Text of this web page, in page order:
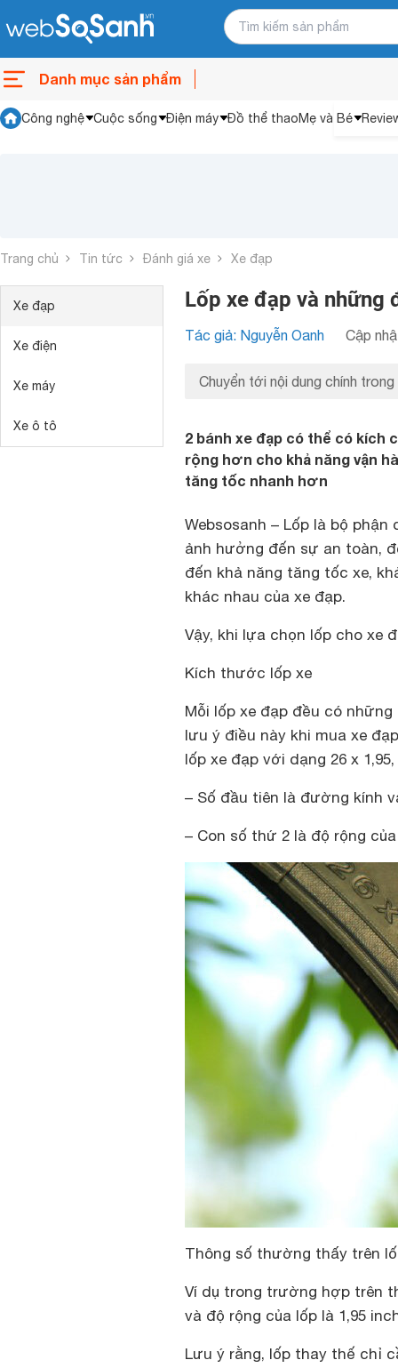
Danh mục sản phẩm
Công nghệ Cuộc sống Điện máy Đồ thể thaoMẹ và Bé
Trang chủ Tin tức Đánh giá xe Xe đạp
Xe đạp
Xe điện
Xe máy
Xe ô tô
Lốp xe đạp và những
Tác giả: Nguyễn Oanh Cập
Chuyển tới nội dung chính trong
2 bánh xe đạp có thể có
rộng hơn cho khả năng vận
tăng tốc nhanh hơn
Websosanh – Lốp là bộ
ảnh hưởng đến sự an toàn,
đến khả năng tăng tốc xe,
khác nhau của xe đạp.
Vậy, khi lựa chọn lốp cho xe
Kích thước lốp xe
Mỗi lốp xe đạp đều có
lưu ý điều này khi mua xe
lốp xe đạp với dạng 26 x
– Số đầu tiên là đường kính
– Con số thứ 2 là độ rộng
Thông số thường thấy trên
Ví dụ trong trường hợp trên
và độ rộng của lốp là 1,95
Lưu ý rằng, lốp thay thế chỉ